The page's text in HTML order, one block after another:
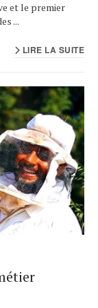
et le premier
...
LIRE LA SUITE